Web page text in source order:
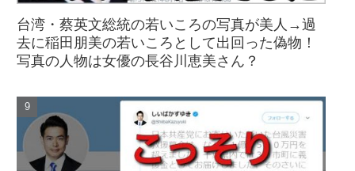
台湾・蔡英文総統の若いころの写真が美人→過
去に稲田朋美の若いころとして出回った偽物！
写真の人物は女優の長谷川恵美さん？